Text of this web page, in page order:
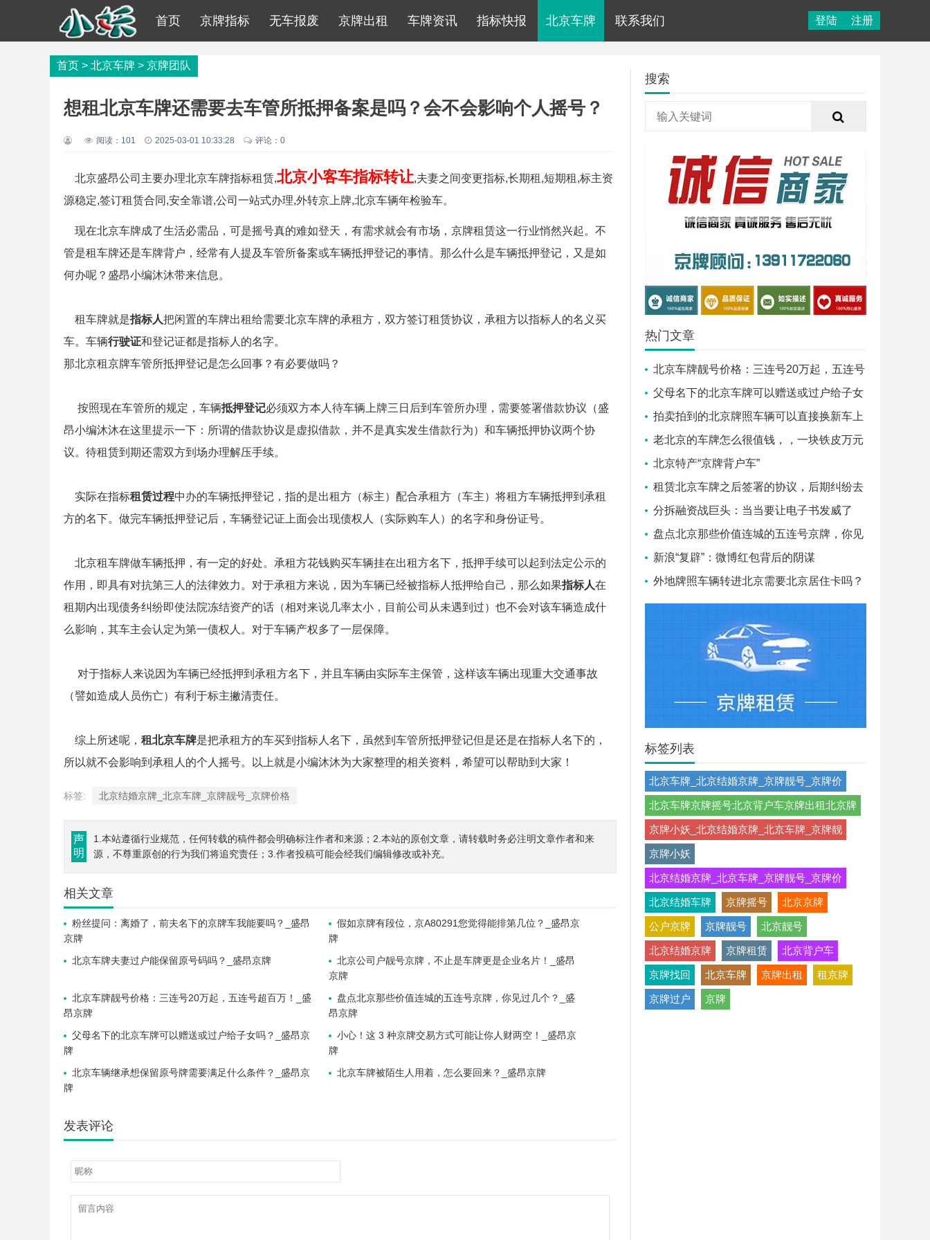
首页 京牌指标 无车报废 京牌出租 车牌资讯 指标快报 北京车牌 联系我们 登陆 注册
首页 > 北京车牌 > 京牌团队
想租北京车牌还需要去车管所抵押备案是吗？会不会影响个人摇号？
阅读： 101 2025-03-01 10:33:28 评论：0
北京盛昂公司主要办理北京车牌指标租赁,北京小客车指标转让,夫妻之间变更指标,长期租,短期租,标主资
源稳定,签订租赁合同,安全靠谱,公司一站式办理,外转京上牌,北京车辆年检验车。
现在北京车牌成了生活必需品，可是摇号真的难如登天，有需求就会有市场，京牌租赁这一行业悄然兴起。不
管是租车牌还是车牌背户，经常有人提及车管所备案或车辆抵押登记的事情。那么什么是车辆抵押登记，又是如
何办呢？盛昂小编沐沐带来信息。
租车牌就是指标人把闲置的车牌出租给需要北京车牌的承租方，双方签订租赁协议，承租方以指标人的名义买
车。车辆行驶证和登记证都是指标人的名字。
那北京租京牌车管所抵押登记是怎么回事？有必要做吗？
按照现在车管所的规定，车辆抵押登记必须双方本人待车辆上牌三日后到车管所办理，需要签署借款协议（盛
昂小编沐沐在这里提示一下：所谓的借款协议是虚拟借款，并不是真实发生借款行为）和车辆抵押协议两个协
议。待租赁到期还需双方到场办理解压手续。
实际在指标租赁过程中办的车辆抵押登记，指的是出租方（标主）配合承租方（车主）将租方车辆抵押到承租
方的名下。做完车辆抵押登记后，车辆登记证上面会出现债权人（实际购车人）的名字和身份证号。
北京租车牌做车辆抵押，有一定的好处。承租方花钱购买车辆挂在出租方名下，抵押手续可以起到法定公示的
作用，即具有对抗第三人的法律效力。对于承租方来说，因为车辆已经被指标人抵押给自己，那么如果指标人在
租期内出现债务纠纷即使法院冻结资产的话（相对来说几率太小，目前公司从未遇到过）也不会对该车辆造成什
么影响，其车主会认定为第一债权人。对于车辆产权多了一层保障。
对于指标人来说因为车辆已经抵押到承租方名下，并且车辆由实际车主保管，这样该车辆出现重大交通事故
（譬如造成人员伤亡）有利于标主撇清责任。
综上所述呢， 租北京车牌是把承租方的车买到指标人名下，虽然到车管所抵押登记但是还是在指标人名下的，
所以就不会影响到承租人的个人摇号。以上就是小编沐沐为大家整理的相关资料，希望可以帮助到大家！
标签: 北京结婚京牌_北京车牌_京牌靓号_京牌价格
声
明
1.本站遵循行业规范，任何转载的稿件都会明确标注作者和来源；2.本站的原创文章，请转载时务必注明文章作者和来
源，不尊重原创的行为我们将追究责任；3.作者投稿可能会经我们编辑修改或补充。
相关文章
粉丝提问：离婚了，前夫名下的京牌车我能要吗？_盛昂
京牌
假如京牌有段位，京A80291您觉得能排第几位？_盛昂京
牌
北京车牌夫妻过户能保留原号码吗？_盛昂京牌
北京公司户靓号京牌，不止是车牌更是企业名片！_盛昂
京牌
北京车牌靓号价格：三连号20万起，五连号超百万！_盛
昂京牌
盘点北京那些价值连城的五连号京牌，你见过几个？_盛
昂京牌
父母名下的北京车牌可以赠送或过户给子女吗？_盛昂京
牌
小心！这 3 种京牌交易方式可能让你人财两空！_盛昂京
牌
北京车辆继承想保留原号牌需要满足什么条件？_盛昂京
牌
北京车牌被陌生人用着，怎么要回来？_盛昂京牌
发表评论
搜索
热门文章
北京车牌靓号价格：三连号20万起，五连号
超百万！_盛昂京牌
父母名下的北京车牌可以赠送或过户给子女
吗？_盛昂京牌
拍卖拍到的北京牌照车辆可以直接换新车上
牌吗
老北京的车牌怎么很值钱，，一块铁皮万元
的背后交易
北京特产“京牌背户车”
租赁北京车牌之后签署的协议，后期纠纷去
公证有效吗？
分拆融资战巨头：当当要让电子书发威了
盘点北京那些价值连城的五连号京牌，你见
过几个？_盛昂京牌
新浪“复辟”：微博红包背后的阴谋
外地牌照车辆转进北京需要北京居住卡吗？
标签列表
北京车牌_北京结婚京牌_京牌靓号_京牌价
北京车牌京牌摇号北京背户车京牌出租北京牌
京牌小妖_北京结婚京牌_北京车牌_京牌靓
京牌小妖
北京结婚京牌_北京车牌_京牌靓号_京牌价
北京结婚车牌 京牌摇号 北京京牌
公户京牌 京牌靓号 北京靓号
北京结婚京牌 京牌租赁 北京背户车
京牌找回 北京车牌 京牌出租 租京牌
京牌过户 京牌